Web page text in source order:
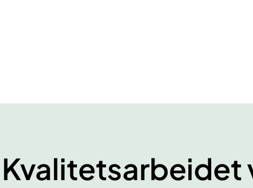
Kvalitetsarbeidet